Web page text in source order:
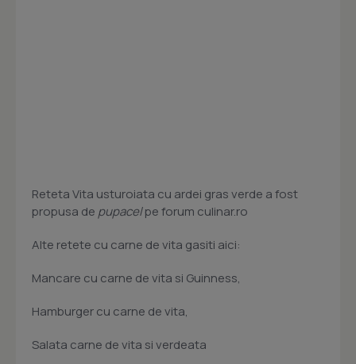
Reteta Vita usturoiata cu ardei gras verde a fost
propusa de pupacelpe forum culinar.ro
Alte retete cu carne de vita gasiti aici:
Mancare cu carne de vita si Guinness,
Hamburger cu carne de vita,
Salata carne de vita si verdeata